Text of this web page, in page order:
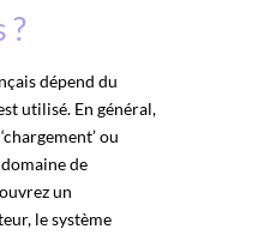
?
dépend du
utilisé. En général,
ou
domaine de
un
le système